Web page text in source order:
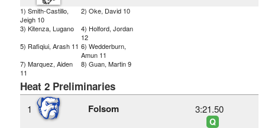
1) Smith-Castillo,
Jeigh 10
2) Oke, David 10
3) Kitenza, Lugano
4) Holford, Jordan
12
5) Rafiqiui, Arash 11 6) Wedderburn,
Amun 11
7) Marquez, Aiden
11
8) Guan, Martin 9
Heat 2 Preliminaries
1 Folsom 3:21.50
Q